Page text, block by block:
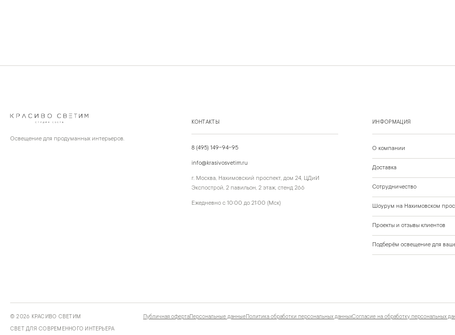
Освещение для продуманных интерьеров.
КОНТАКТЫ
8 (495) 149-94-95
info@krasivosvetim.ru
г. Москва, Нахимовский проспект, дом 24, ЦДиИ
Экспострой, 2 павильон, 2 этаж, стенд 266
Ежедневно с 10:00 до 21:00 (Мск)
ИНФОРМАЦИЯ
О компании
Доставка
Сотрудничество
Шоурум на Нахимовском
Проекты и отзывы клиентов
Подберём освещение для
©2026 КРАСИВО СВЕТИМ
СВЕТ ДЛЯ СОВРЕМЕННОГО ИНТЕРЬЕРА
Публичная офертаПерсональные данныеПолитика обработки персональных данныхСогласие на обработку персональных